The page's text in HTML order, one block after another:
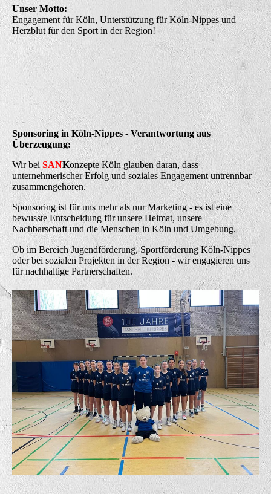
Unser Motto:
Engagement für Köln, Unterstützung für Köln-Nippes und
Herzblut für den Sport in der Region!
Sponsoring in Köln-Nippes - Verantwortung aus
Überzeugung:
Wir bei SANKonzepte Köln glauben daran, dass
unternehmerischer Erfolg und soziales Engagement untrennbar
zusammengehören.
Sponsoring ist für uns mehr als nur Marketing - es ist eine
bewusste Entscheidung für unsere Heimat, unsere
Nachbarschaft und die Menschen in Köln und Umgebung.
Ob im Bereich Jugendförderung, Sportförderung Köln-Nippes
oder bei sozialen Projekten in der Region - wir engagieren uns
für nachhaltige Partnerschaften.